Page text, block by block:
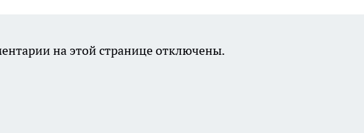
на этой странице отключены.